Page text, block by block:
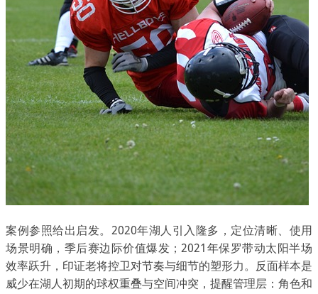
案例参照给出启发。2020年湖人引入隆多，定位清晰、使用
场景明确，季后赛边际价值爆发；2021年保罗带动太阳半场
效率跃升，印证老将控卫对节奏与细节的塑形力。反面样本是
威少在湖人初期的球权重叠与空间冲突，提醒管理层：角色和